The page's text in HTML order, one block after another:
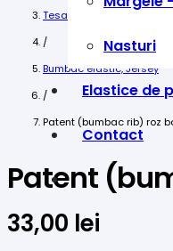
Nasturi
Elastice de
Contact
Tesaturi
/
Bumbac elastic, Jersey
/
Patent (bumbac rib) roz
Patent
33,00 lei